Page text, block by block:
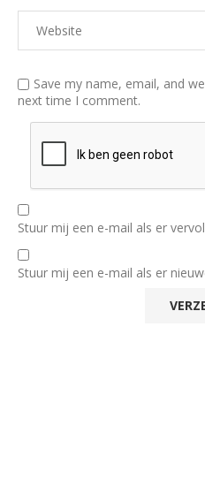
Save my name, email, and
next time I comment.
Stuur mij een e-mail als er
Stuur mij een e-mail als er